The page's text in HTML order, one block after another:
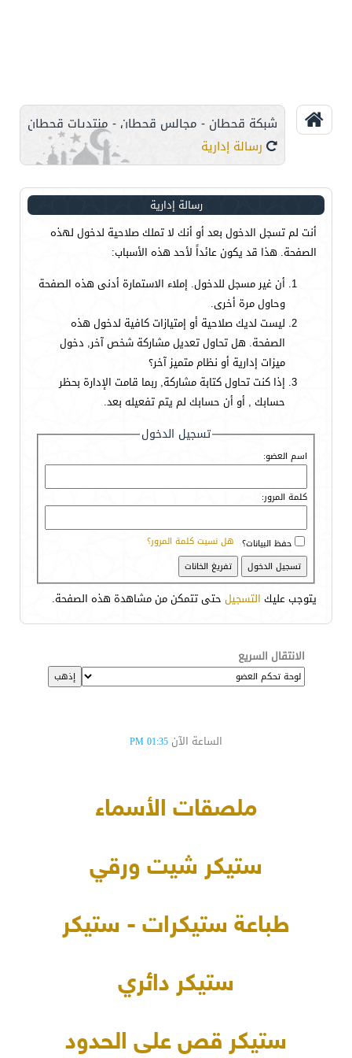
شبكة قحطان - مجالس قحطان - منتديات قحطان
رسالة إدارية
رسالة إدارية
أنت لم تسجل الدخول بعد أو أنك لا تملك صلاحية لدخول لهذه
الصفحة. هذا قد يكون عائداً لأحد هذه الأسباب:
أن غير مسجل للدخول. إملاء الاستمارة أدنى هذه الصفحة
وحاول مرة أخرى.
ليست لديك صلاحية أو إمتيازات كافية لدخول هذه
الصفحة. هل تحاول تعديل مشاركة شخص آخر, دخول
ميزات إدارية أو نظام متميز آخر؟
إذا كنت تحاول كتابة مشاركة, ربما قامت الإدارة بحظر
حسابك , أو أن حسابك لم يتم تفعيله بعد.
تسجيل الدخول
اسم العضو:
كلمة المرور:
هل نسيت كلمة المرور؟ حفظ البيانات؟
يتوجب عليك التسجيل حتى تتمكن من مشاهدة هذه الصفحة.
الانتقال السريع
الساعة الآن 01:35 PM
ملصقات الأسماء
ستيكر شيت ورقي
طباعة ستيكرات - ستيكر
ستيكر دائري
ستيكر قص على الحدود